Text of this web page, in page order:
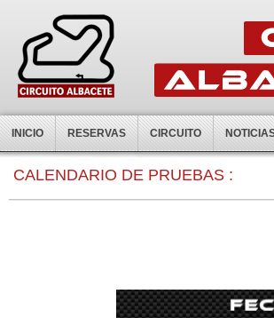
INICIO RESERVAS CIRCUITO
CALENDARIO DE PRUEBAS :
0:00